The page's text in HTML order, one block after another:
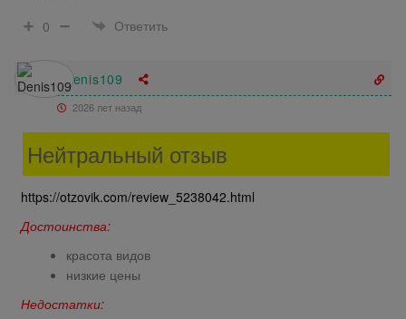
0
Ответить
Denis109
2026 лет назад
Нейтральный отзыв
https://otzovik.com/review_5238042.html
Достоинства:
красота видов
низкие цены
Недостатки: